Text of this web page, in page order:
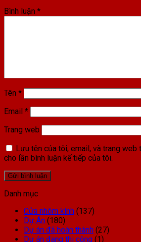
Bình luận *
Tên *
Email *
Trang web
Lưu tên của tôi, email, và trang web
cho lần bình luận kế tiếp của tôi.
Danh mục
Cửa nhôm kính (137)
Dự Án (180)
Dự án đã hoàn thành (27)
Dự án đang thi công (1)